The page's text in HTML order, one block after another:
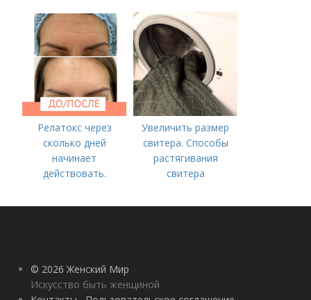
Релатокс через
сколько дней
начинает
действовать.
«Ботоксом»
Увеличить размер
свитера. Способы
растягивания
свитера
© 2026 Женский Мир
Искусство быть женщиной